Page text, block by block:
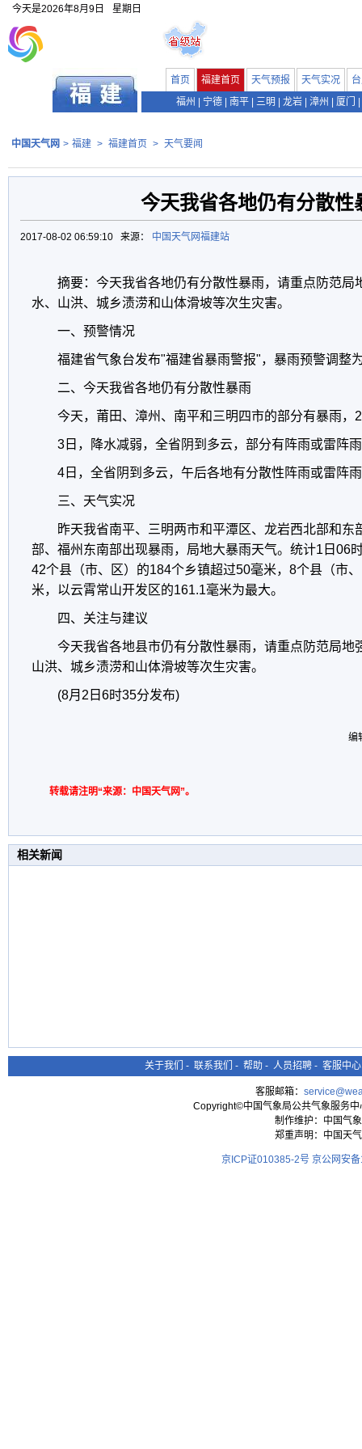
今天是2026年8月9日 星期日
首页 福建首页 天气预报 天气实况
福州
宁德 南平 三明 龙岩 漳州 厦门
中国天气网 > 福建 > 福建首页 > 天气要闻
今天我省各地仍有分散性
2017-08-02 06:59:10 来源： 中国天气网福建站
摘要：今天我省各地仍有分散性暴雨，请重点防范局
水、山洪、城乡渍涝和山体滑坡等次生灾害。
一、预警情况
福建省气象台发布"福建省暴雨警报"，暴雨预警调整
二、今天我省各地仍有分散性暴雨
今天，莆田、漳州、南平和三明四市的部分有暴雨，
3日，降水减弱，全省阴到多云，部分有阵雨或雷阵
4日，全省阴到多云，午后各地有分散性阵雨或雷阵
三、天气实况
昨天我省南平、三明两市和平潭区、龙岩西北部和东
部、福州东南部出现暴雨，局地大暴雨天气。统计1日06
42个县（市、区）的184个乡镇超过50毫米，8个县（市
米，以云霄常山开发区的161.1毫米为最大。
四、关注与建议
今天我省各地县市仍有分散性暴雨，请重点防范局地
山洪、城乡渍涝和山体滑坡等次生灾害。
(8月2日6时35分发布)
编
转载请注明“来源：中国天气网”。
相关新闻
关于我们 - 联系我们 - 帮助 - 人员招聘 - 客服中心
客服邮箱：
Copyright©中国气象局公共气象服务
制作维护：中国气
郑重声明：中国天
京ICP证010385-2号 京公网安